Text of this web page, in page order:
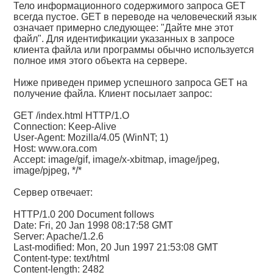
Тело информационного содержимого запроса GET
всегда пустое. GET в переводе на человеческий язык
означает примерно следующее: "Дайте мне этот
файл". Для идентификации указанных в запросе
клиента файла или программы обычно используется
полное имя этого объекта на сервере.
Ниже приведен пример успешного запроса GET на
получение файла. Клиент посылает запрос:
GET /index.html HTTP/1.О
Connection: Keep-Alive
User-Agent: Mozilla/4.05 (WinNT; 1)
Host: www.ora.com
Accept: image/gif, image/x-xbitmap, image/jpeg,
image/pjpeg, */*
Сервер отвечает:
HTTP/1.0 200 Document follows
Date: Fri, 20 Jan 1998 08:17:58 GMT
Server: Apache/1.2.6
Last-modified: Mon, 20 Jun 1997 21:53:08 GMT
Content-type: text/html
Content-length: 2482